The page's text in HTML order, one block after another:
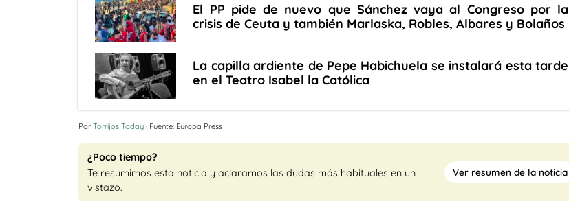
El PP pide de nuevo que Sánchez vaya al Congreso por la
crisis de Ceuta y también Marlaska, Robles, Albares y Bolaños
La capilla ardiente de Pepe Habichuela se instalará esta tarde
en el Teatro Isabel la Católica
Por Torrijos Today · Fuente: Europa Press
¿Poco tiempo?
Te resumimos esta noticia y aclaramos las dudas más habituales en un
vistazo.
Ver resumen de la noticia